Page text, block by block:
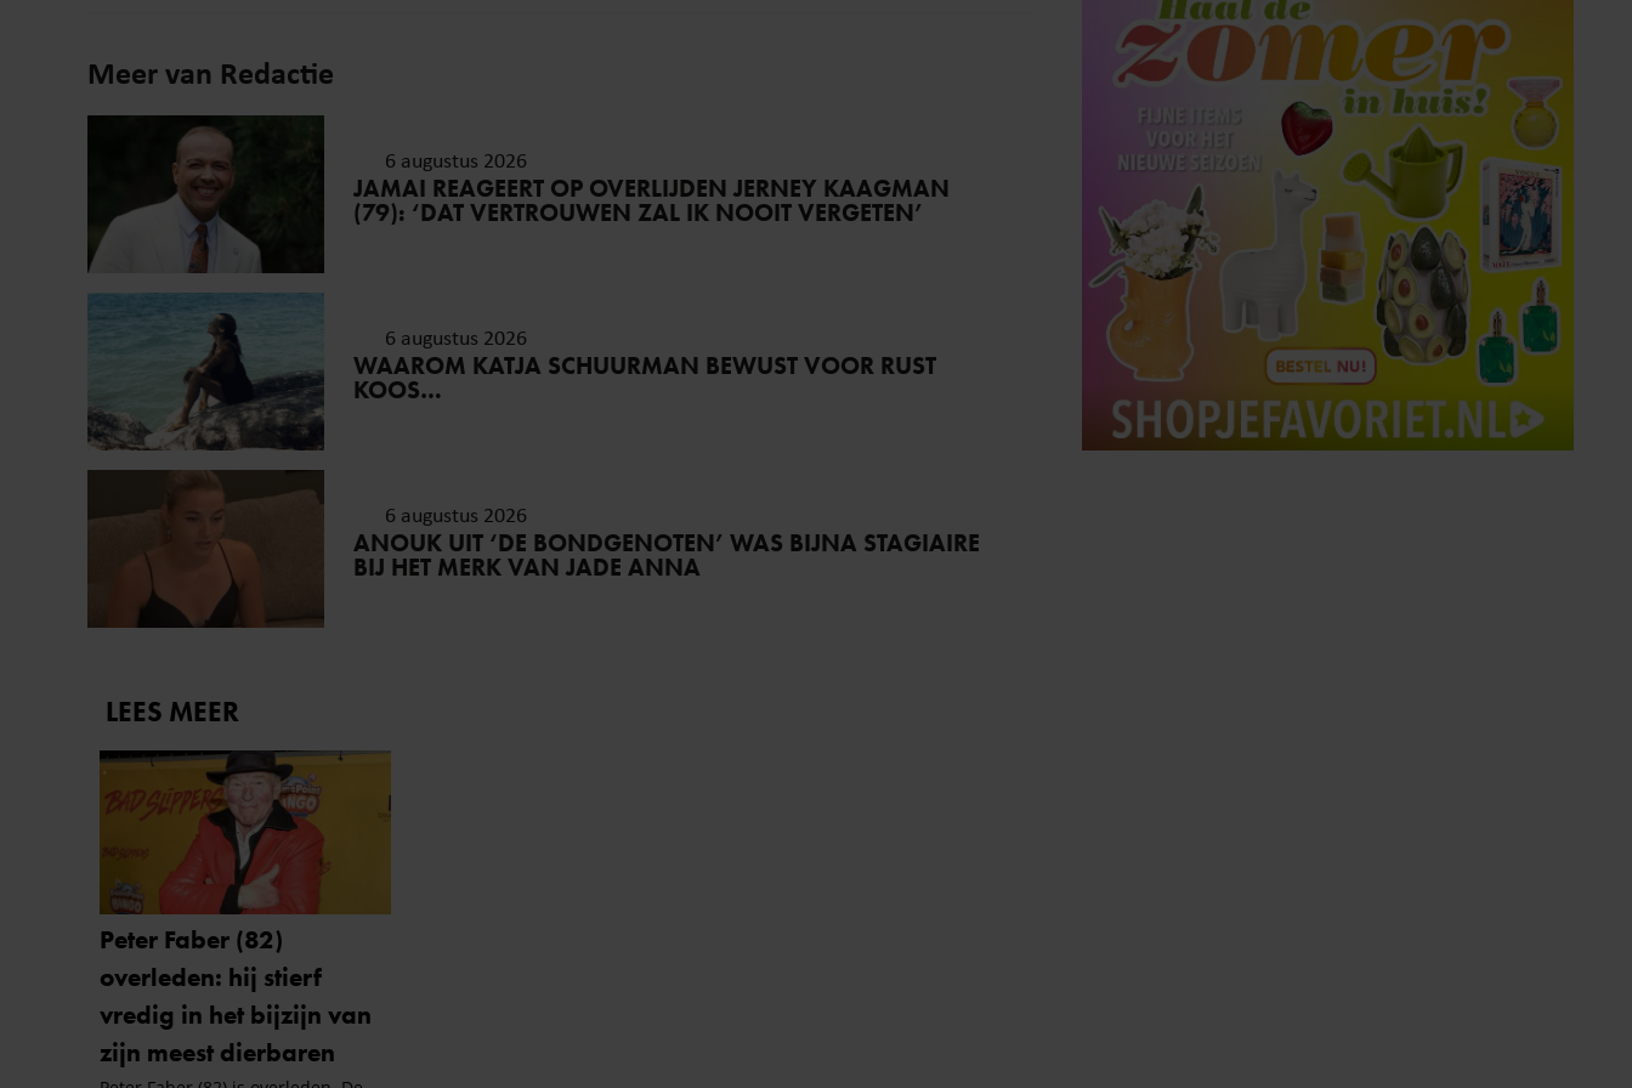
Meer van Redactie
6 augustus 2026
JAMAI REAGEERT OP OVERLIJDEN JERNEY KAAGMAN
(79): ‘DAT VERTROUWEN ZAL IK NOOIT VERGETEN’
6 augustus 2026
WAAROM KATJA SCHUURMAN BEWUST VOOR RUST
KOOS…
6 augustus 2026
ANOUK UIT ‘DE BONDGENOTEN’ WAS BIJNA STAGIAIRE
BIJ HET MERK VAN JADE ANNA